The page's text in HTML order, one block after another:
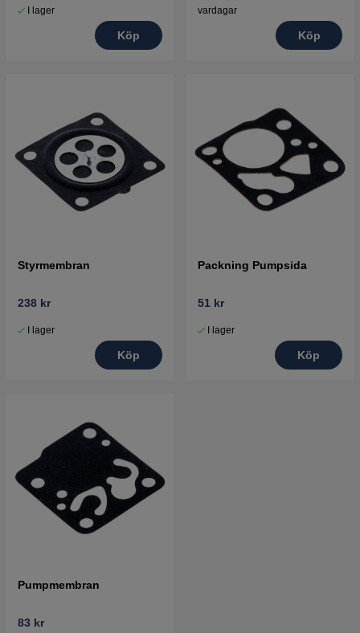
I lager
Köp
vardagar
Köp
Styrmembran
238 kr
I lager
Köp
Packning Pumpsida
51 kr
I lager
Köp
Pumpmembran
83 kr